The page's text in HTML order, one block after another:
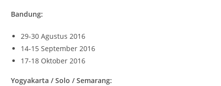
Bandung:
29-30 Agustus 2016
14-15 September 2016
17-18 Oktober 2016
Yogyakarta / Solo / Semarang: